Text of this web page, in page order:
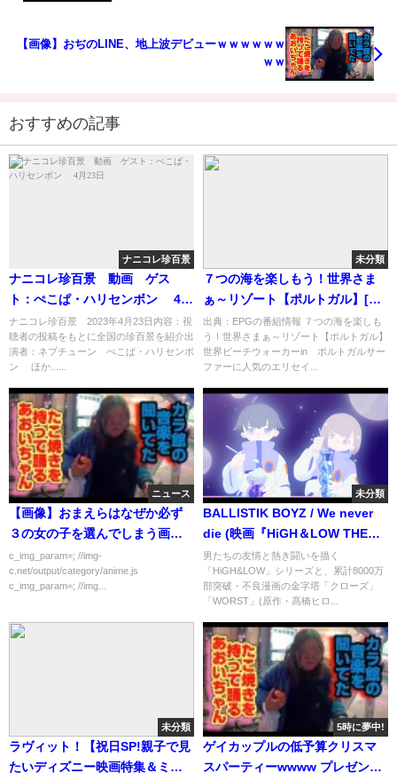
【画像】おぢのLINE、地上波デビューｗｗｗｗｗｗ
ｗｗ
おすすめの記事
ナニコレ珍百景
ナニコレ珍百景 動画 ゲス
ト：ぺこぱ・ハリセンボン 4月
23日
ナニコレ珍百景 2023年4月23日内容：視
聴者の投稿をもとに全国の珍百景を紹介出
演者：ネプチューン ぺこぱ・ハリセンボ
ン ほか......
未分類
７つの海を楽しもう！世界さま
ぁ～リゾート【ポルトガル】[字]
…の番組内容解析まとめ
出典：EPGの番組情報 ７つの海を楽しも
う！世界さまぁ～リゾート【ポルトガル】
世界ビーチウォーカーin ポルトガルサー
ファーに人気のエリセイ...
ニュース
【画像】おまえらはなぜか必ず
３の女の子を選んでしまう画像
がこちら
c_img_param=; //img-
c.net/output/category/anime.js
c_img_param=; //img...
未分類
BALLISTIK BOYZ / We never
die (映画『HiGH＆LOW THE
WORST X』劇中歌)
男たちの友情と熱き闘いを描く
「HiGH&LOW」シリーズと、累計8000万
部突破・不良漫画の金字塔「クローズ」
「WORST」(原作・髙橋ヒロ...
未分類
ラヴィット！【祝日SP!親子で見
たいディズニー映画特集＆ミキ
5時に夢中!
ゲイカップルの低予算クリスマ
スパーティーwwww プレゼント